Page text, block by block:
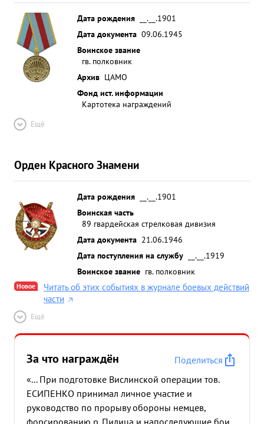
Дата рождения
__.__.1901
Дата документа 09.06.1945
Воинское звание
гв. полковник
Архив ЦАМО
Фонд ист. информации
Картотека награждений
Ещё
Орден Красного Знамени
Дата рождения
__.__.1901
Воинская часть
89 гвардейская стрелковая дивизия
Дата документа 21.06.1946
Дата поступления на службу
__.__.1919
Воинское звание гв. полковник
Новое
Читать об этих событиях в журнале боевых действий
части
Ещё
За что награждён
Поделиться
«... При подготовке Вислинской операции тов.
ЕСИПЕНКО принимал личное участие и
руководство по прорыву обороны немцев,
форсированию р. Пилица и напоследующие бои.